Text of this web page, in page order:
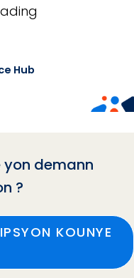
Hub
yon demann
?
KOUNYE